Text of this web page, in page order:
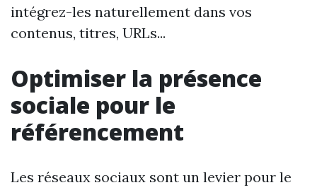
intégrez-les naturellement dans vos
contenus, titres, URLs...
Optimiser la présence
sociale pour le
référencement
Les réseaux sociaux sont un levier pour le